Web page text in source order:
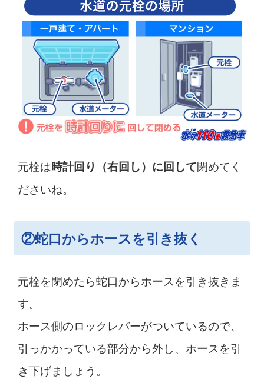
元栓は時計回り（右回し）に回して閉めてく
ださいね。
②蛇口からホースを引き抜く
元栓を閉めたら蛇口からホースを引き抜きま
す。
ホース側のロックレバーがついているので、
引っかかっている部分から外し、ホースを引
き下げましょう。